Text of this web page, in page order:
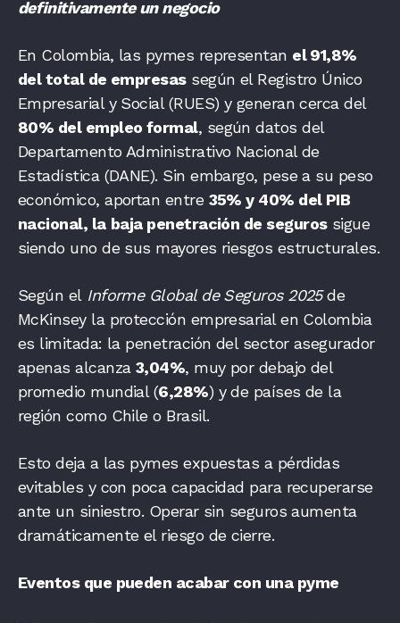
definitivamente un negocio
En Colombia, las pymes representan el 91,8%
del total de empresassegún el Registro Único
Empresarial y Social (RUES) y generan cerca del
80% del empleo formal, según datos del
Departamento Administrativo Nacional de
Estadística (DANE). Sin embargo, pese a su peso
económico, aportan entre 35% y 40% del PIB
nacional, la baja penetración de segurossigue
siendo uno de sus mayores riesgos estructurales.
Según elInforme Global de Seguros 2025de
McKinsey la protección empresarial en Colombia
es limitada: la penetración del sector asegurador
apenas alcanza 3,04%, muy por debajo del
promedio mundial (6,28%) y de países de la
región como Chile o Brasil.
Esto deja a las pymes expuestas a pérdidas
evitables y con poca capacidad para recuperarse
ante un siniestro. Operar sin seguros aumenta
dramáticamente el riesgo de cierre.
Eventos que pueden acabar con una pyme